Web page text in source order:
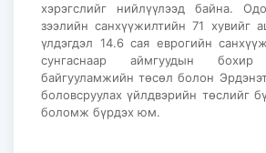
хэрэгслийг нийлүүлээд байна.
зээлийн санхүүжилтийн 71 хувийг
үлдэгдэл 14.6 сая еврогийн
сунгаснаар аймгуудын
байгууламжийн төсөл болон
боловсруулах үйлдвэрийн төслийг
боломж бүрдэх юм.